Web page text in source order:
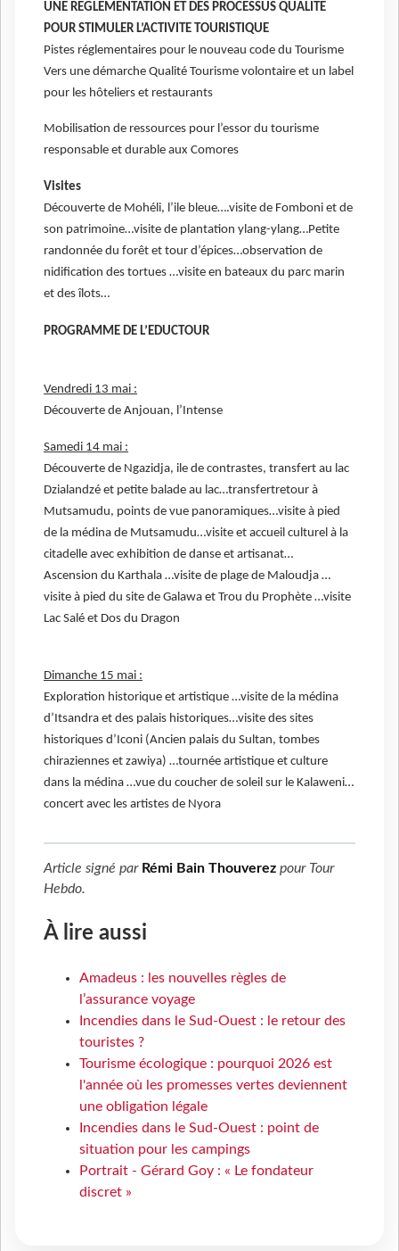
UNE REGLEMENTATION ET DES PROCESSUS QUALITE
POUR STIMULER L’ACTIVITE TOURISTIQUE
Pistes réglementaires pour le nouveau code du Tourisme
Vers une démarche Qualité Tourisme volontaire et un label
pour les hôteliers et restaurants
Mobilisation de ressources pour l’essor du tourisme
responsable et durable aux Comores
Visites
Découverte de Mohéli, l’ile bleue….visite de Fomboni et de
son patrimoine…visite de plantation ylang-ylang…Petite
randonnée du forêt et tour d’épices…observation de
nidification des tortues …visite en bateaux du parc marin
et des îlots…
PROGRAMME DE L’EDUCTOUR
Vendredi 13 mai :
Découverte de Anjouan, l’Intense
Samedi 14 mai :
Découverte de Ngazidja, ile de contrastes, transfert au lac
Dzialandzé et petite balade au lac…transfertretour à
Mutsamudu, points de vue panoramiques…visite à pied
de la médina de Mutsamudu…visite et accueil culturel à la
citadelle avec exhibition de danse et artisanat…
Ascension du Karthala …visite de plage de Maloudja …
visite à pied du site de Galawa et Trou du Prophète …visite
Lac Salé et Dos du Dragon
Dimanche 15 mai :
Exploration historique et artistique …visite de la médina
d’Itsandra et des palais historiques…visite des sites
historiques d’Iconi (Ancien palais du Sultan, tombes
chiraziennes et zawiya) …tournée artistique et culture
dans la médina …vue du coucher de soleil sur le Kalaweni…
concert avec les artistes de Nyora
Article signé par Rémi Bain Thouverez pour Tour
Hebdo.
À lire aussi
Amadeus : les nouvelles règles de
l’assurance voyage
Incendies dans le Sud-Ouest : le retour des
touristes ?
Tourisme écologique : pourquoi 2026 est
l'année où les promesses vertes deviennent
une obligation légale
Incendies dans le Sud-Ouest : point de
situation pour les campings
Portrait - Gérard Goy : « Le fondateur
discret »